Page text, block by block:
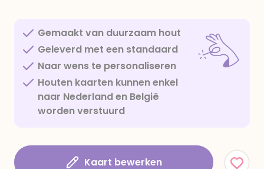
Gemaakt van duurzaam hout
Geleverd met een standaard
Naar wens te personaliseren
Houten kaarten kunnen enkel
naar Nederland en België
worden verstuurd
Kaart bewerken